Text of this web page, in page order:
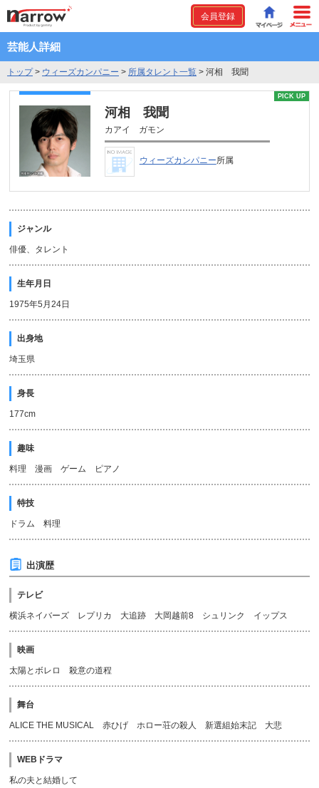
会員登録
芸能人詳細
トップ> ウィーズカンパニー > 所属タレント一覧 > 河相 我聞
PICK UP
河相 我聞
カアイ ガモン
ウィーズカンパニー所属
ジャンル
俳優、タレント
生年月日
1975年5月24日
出身地
埼玉県
身長
177cm
趣味
料理 漫画 ゲーム ピアノ
特技
ドラム 料理
出演歴
テレビ
横浜ネイバーズ レプリカ 大追跡 大岡越前8 シュリンク イップス
映画
太陽とボレロ 殺意の道程
舞台
ALICE THE MUSICAL 赤ひげ ホロー荘の殺人 新選組始末記 大悲
WEBドラマ
私の夫と結婚して